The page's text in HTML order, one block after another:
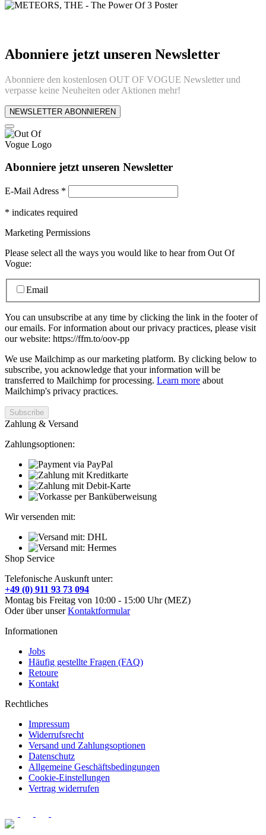
Abonniere jetzt unseren Newsletter
Abonniere den kostenlosen OUT OF VOGUE Newsletter und
verpasse keine Neuheiten oder Aktionen mehr!
NEWSLETTER ABONNIEREN
Abonniere jetzt unseren Newsletter
E-Mail Adress *
* indicates required
Marketing Permissions
Please select all the ways you would like to hear from Out Of
Vogue:
Email
You can unsubscribe at any time by clicking the link in the footer of
our emails. For information about our privacy practices, please visit
our website: https://ffm.to/oov-pp
We use Mailchimp as our marketing platform. By clicking below to
subscribe, you acknowledge that your information will be
transferred to Mailchimp for processing. Learn more about
Mailchimp's privacy practices.
Zahlung & Versand
Zahlungsoptionen:
Wir versenden mit:
Shop Service
Telefonische Auskunft unter:
+49 (0) 911 93 73 094
Montag bis Freitag von 10:00 - 15:00 Uhr (MEZ)
Oder über unserKontaktformular
Informationen
Jobs
Häufig gestellte Fragen (FAQ)
Retoure
Kontakt
Rechtliches
Impressum
Widerrufsrecht
Versand und Zahlungsoptionen
Datenschutz
Allgemeine Geschäftsbedingungen
Cookie-Einstellungen
Vertrag widerrufen